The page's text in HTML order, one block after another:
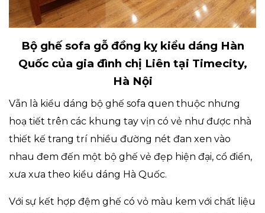
Bộ ghế sofa gỗ đồng kỵ kiểu dáng Hàn
Quốc của gia đình chị Liên tại Timecity,
Hà Nội
Vẫn là kiểu dáng bộ ghế sofa quen thuộc nhưng
hoạ tiết trên các khung tay vịn có vẻ như được nhà
thiết kế trang trí nhiều đường nét đan xen vào
nhau đem đến một bộ ghế vẻ đẹp hiện đại, cổ điển,
xưa xưa theo kiểu dáng Hà Quốc.
Với sự kết hợp đệm ghế có vỏ màu kem với chất liệu